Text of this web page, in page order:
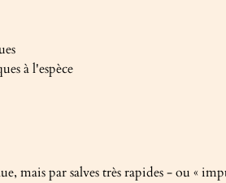
à l'espèce
par salves très rapides - ou «